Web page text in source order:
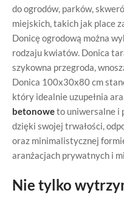
do ogrodów, parków,
miejskich, takich jak place
Donicę ogrodową można
rodzaju kwiatów. Donica
szykowna przegroda,
Donica 100x30x80 cm
który idealnie uzupełnia
betonoweto uniwersalne i
dzięki swojej trwałości,
oraz minimalistycznej
aranżacjach prywatnych i
Nie tylko